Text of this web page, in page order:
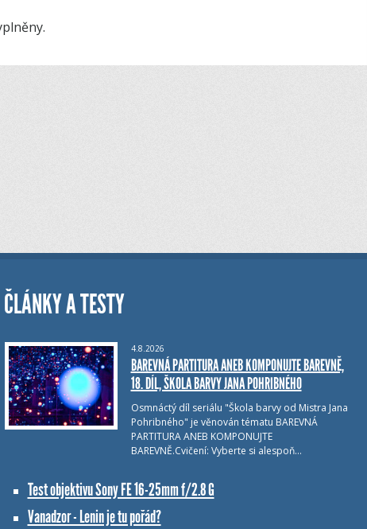
ČLÁNKY A TESTY
4.8.2026
BAREVNÁ PARTITURA ANEB KOMPONUJTE BAREVNĚ,
18. DÍL, ŠKOLA BARVY JANA POHRIBNÉHO
Osmnáctý díl seriálu "Škola barvy od Mistra Jana
Pohribného" je věnován tématu BAREVNÁ
PARTITURA ANEB KOMPONUJTE
BAREVNĚ.Cvičení: Vyberte si alespoň…
Test objektivu Sony FE 16-25mm f/2.8 G
Vanadzor - Lenin je tu pořád?